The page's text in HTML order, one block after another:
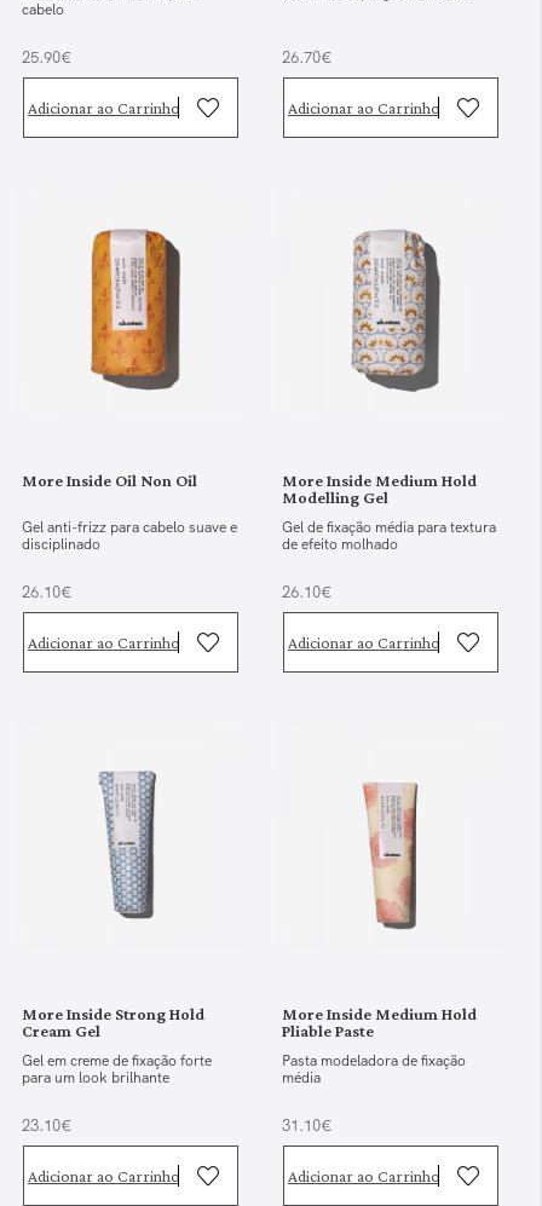
cabelo
25.90€
Adicionar ao Carrinho
26.70€
Adicionar ao Carrinho
More Inside Oil Non Oil
Gel anti-frizz para cabelo suave e
disciplinado
26.10€
Adicionar ao Carrinho
More Inside Medium Hold
Modelling Gel
Gel de fixação média para textura
de efeito molhado
26.10€
Adicionar ao Carrinho
More Inside Strong Hold
Cream Gel
Gel em creme de fixação forte
para um look brilhante
23.10€
Adicionar ao Carrinho
More Inside Medium Hold
Pliable Paste
Pasta modeladora de fixação
média
31.10€
Adicionar ao Carrinho